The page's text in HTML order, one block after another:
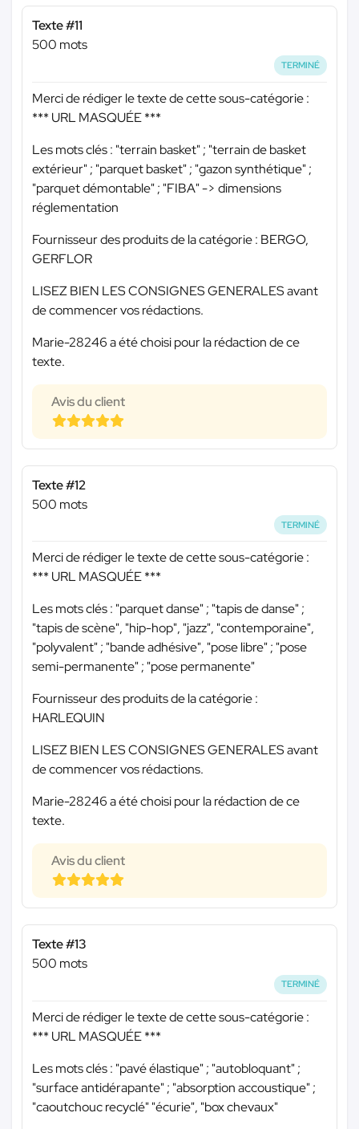
Texte #11
500 mots
TERMINÉ
Merci de rédiger le texte de cette sous-catégorie :
*** URL MASQUÉE ***
Les mots clés : "terrain basket" ; "terrain de basket
extérieur" ; "parquet basket" ; "gazon synthétique" ;
"parquet démontable" ; "FIBA" -> dimensions
réglementation
Fournisseur des produits de la catégorie : BERGO,
GERFLOR
LISEZ BIEN LES CONSIGNES GENERALES avant
de commencer vos rédactions.
Marie-28246 a été choisi pour la rédaction de ce
texte.
Avis du client
Texte #12
500 mots
TERMINÉ
Merci de rédiger le texte de cette sous-catégorie :
*** URL MASQUÉE ***
Les mots clés : "parquet danse" ; "tapis de danse" ;
"tapis de scène", "hip-hop", "jazz", "contemporaine",
"polyvalent" ; "bande adhésive", "pose libre" ; "pose
semi-permanente" ; "pose permanente"
Fournisseur des produits de la catégorie :
HARLEQUIN
LISEZ BIEN LES CONSIGNES GENERALES avant
de commencer vos rédactions.
Marie-28246 a été choisi pour la rédaction de ce
texte.
Avis du client
Texte #13
500 mots
TERMINÉ
Merci de rédiger le texte de cette sous-catégorie :
*** URL MASQUÉE ***
Les mots clés : "pavé élastique" ; "autobloquant" ;
"surface antidérapante" ; "absorption accoustique" ;
"caoutchouc recyclé" "écurie", "box chevaux"